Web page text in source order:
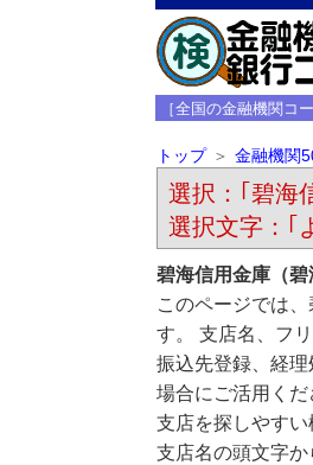
［全国の金融機関コ
トップ 金融機関
選択：｢碧海
選択文字：｢
碧海信用金庫（
このページでは
す。 支店名、フ
振込先登録、経
場合にご活用く
支店を探しやすい
支店名の頭文字か